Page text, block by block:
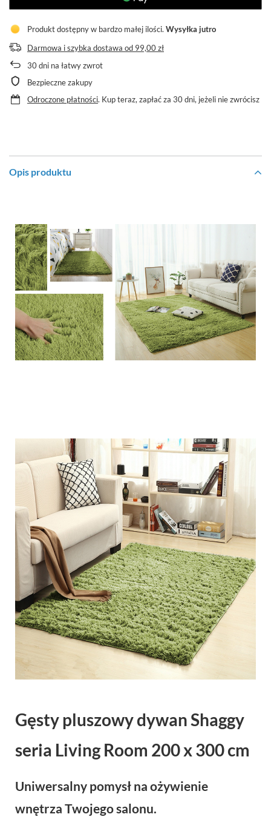
Produkt dostępny w bardzo małej ilości Wysyłka jutro
Darmowa i szybka dostawa od 99,00 zł
30dni na łatwy zwrot
Bezpieczne zakupy
Odroczone płatności. Kup teraz, zapłać za 30 dni, jeżeli nie zwrócisz
Opis produktu
Gęsty pluszowy dywan Shaggy
seria Living Room 200 x 300 cm
Uniwersalny pomysł na ożywienie
wnętrza Twojego salonu.